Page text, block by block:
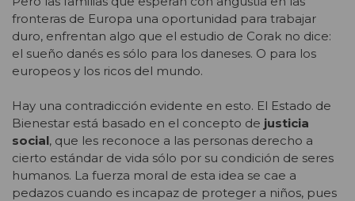
fronteras de Europa una oportunidad para trabajar
duro, enfrentan algo que el estudio de Corak no dice:
el sueño danés es sólo para los daneses. O para los
europeos y los ricos del mundo.
Hay una contradicción evidente en esto. El Estado de
Bienestar está basado en el concepto de justicia
social, que les reconoce a las personas derecho a
cierto estándar de vida sólo por su condición de seres
humanos. La fuerza moral de esta idea se cae a
pedazos cuando es incapaz de proteger a niños, pues